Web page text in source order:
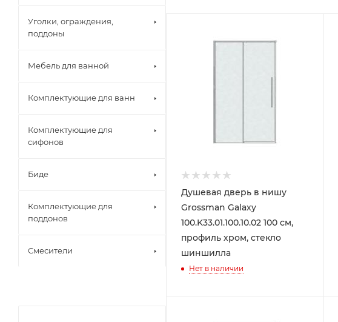
Душевая дверь в нишу
Grossman Galaxy
100.K33.01.100.10.02 100 см,
профиль хром, стекло
шиншилла
Нет в наличии
Уголки, ограждения,
поддоны
Мебель для ванной
Комплектующие для ванн
Комплектующие для
сифонов
Биде
Комплектующие для
поддонов
Смесители